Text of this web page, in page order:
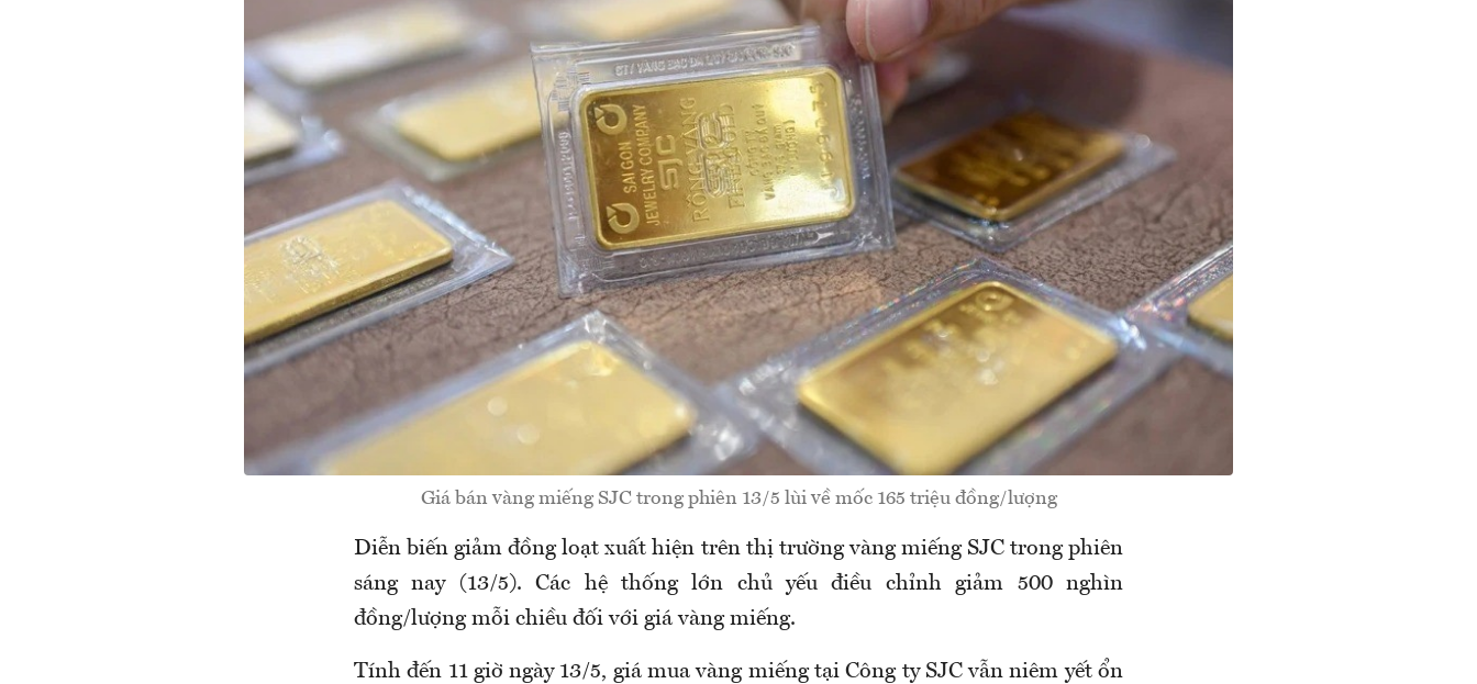
Giá bán vàng miếng SJC trong phiên 13/5 lùi về mốc 165 triệu đồng/lượng
Diễn biến giảm đồng loạt xuất hiện trên thị trường vàng miếng SJC trong phiên
sáng nay (13/5). Các hệ thống lớn chủ yếu điều chỉnh giảm 500 nghìn
đồng/lượng mỗi chiều đối với giá vàng miếng.
Tính đến 11 giờ ngày 13/5, giá mua vàng miếng tại Công ty SJC vẫn niêm yết ổn